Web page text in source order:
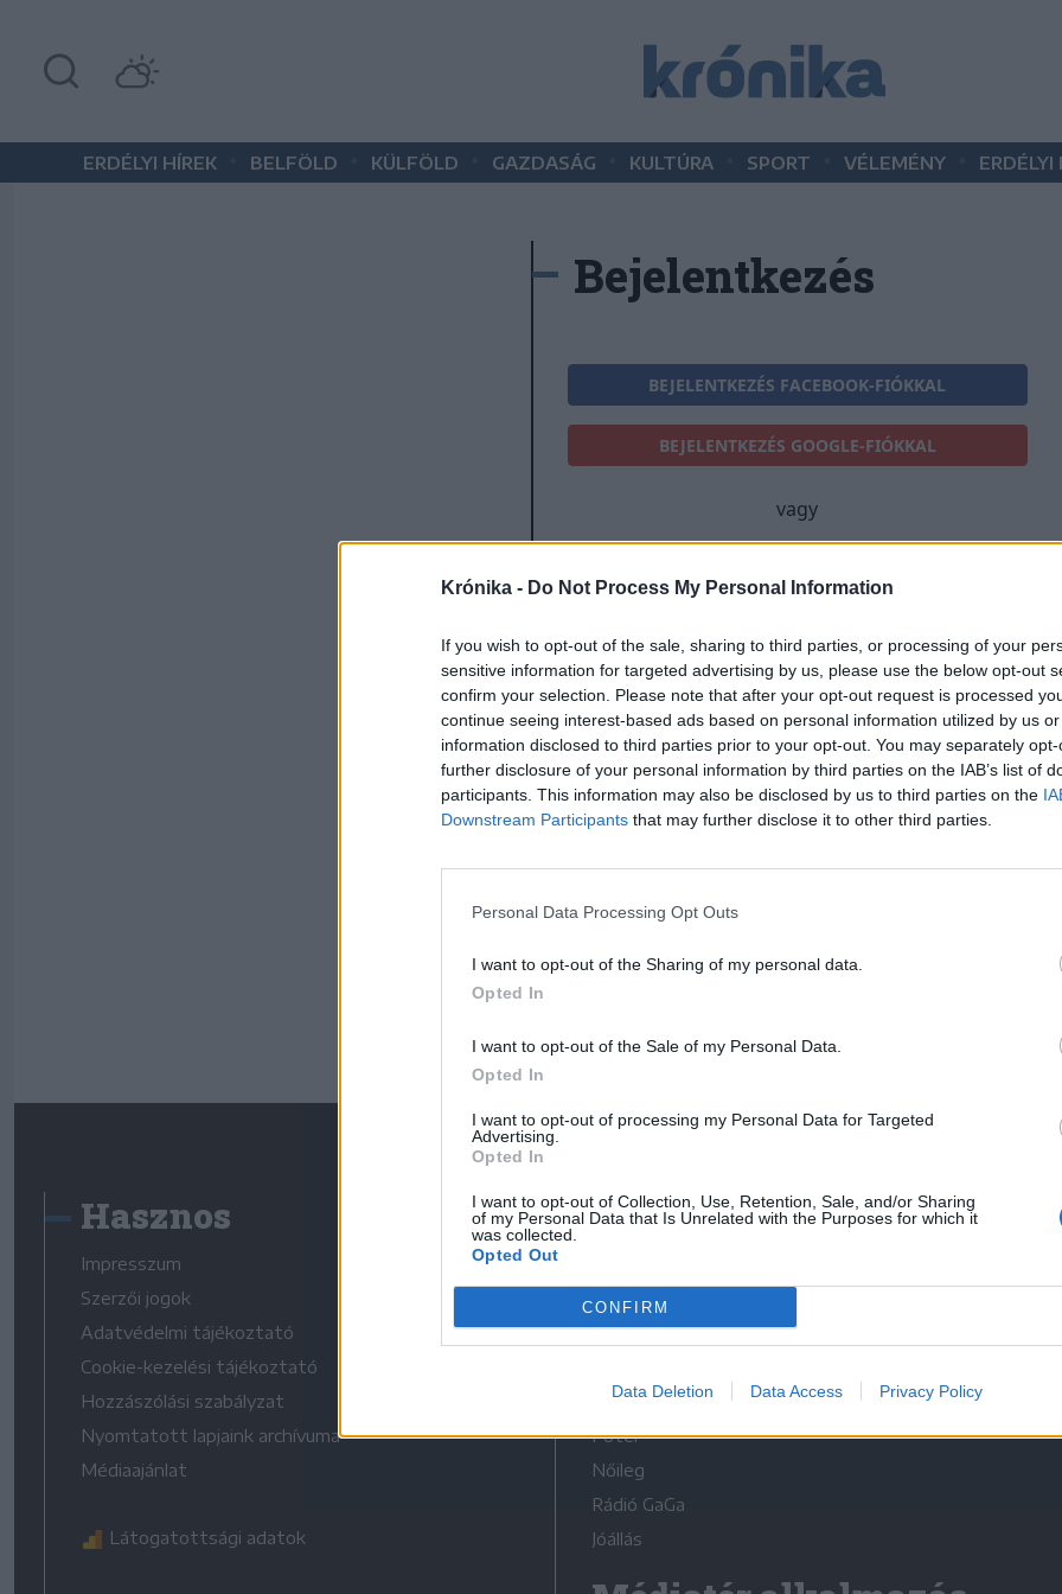
Krónika - Do Not Process My Personal Information
If you wish to opt-out of the sale, sharing to third parties, or processing of your
sensitive information for targeted advertising by us, please use the below opt-out
confirm your selection. Please note that after your opt-out request is processed
continue seeing interest-based ads based on personal information utilized by us
information disclosed to third parties prior to your opt-out. You may separately
further disclosure of your personal information by third parties on the IAB’s list of
participants. This information may also be disclosed by us to third parties on the
Downstream Participants that may further disclose it to other third parties.
Personal Data Processing Opt Outs
I want to opt-out of the Sharing of my personal data.
Opted In
I want to opt-out of the Sale of my Personal Data.
Opted In
I want to opt-out of processing my Personal Data for Targeted
Advertising.
Opted In
I want to opt-out of Collection, Use, Retention, Sale, and/or Sharing
of my Personal Data that Is Unrelated with the Purposes for which it
was collected.
Opted Out
CONFIRM
Data Deletion Data Access Privacy Policy
ERDÉLYI HÍREK BELFÖLD KÜLFÖLD GAZDASÁG KULTÚRA SPORT VÉLEMÉNY ERDÉLYI
Bejelentkezés
BEJELENTKEZÉS FACEBOOK-FIÓKKAL
BEJELENTKEZÉS GOOGLE-FIÓKKAL
vagy
Jelszó
Elfelejtette a jelszavát?
Regisztráció
Hasznos
Impresszum
Szerzői jogok
Adatvédelmi tájékoztató
Cookie-kezelési tájékoztató
Hozzászólási szabályzat
Nyomtatott lapjaink archívuma
Médiaajánlat
Látogatottsági adatok
Médiatér
Székely Sport
Liget
Erdélyi Napló
Főtér
Nőileg
Rádió GaGa
Jóállás